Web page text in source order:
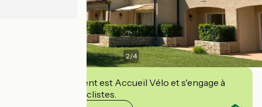
2/4
Cet établissement est Accueil Vélo et s'engage à
accueillir des cyclistes.